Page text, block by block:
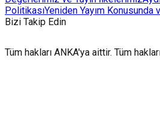
PolitikasıYeniden Yayım Konusunda
Bizi Takip Edin
Tüm hakları ANKA'ya aittir. Tüm